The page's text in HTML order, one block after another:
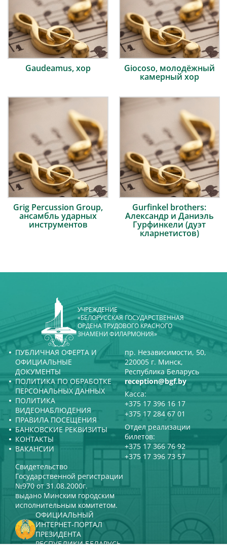
Gaudeamus, хор Giocoso, молодёжный
камерный хор
Grig Percussion Group,
ансамбль ударных
инструментов
Gurfinkel brothers:
Александр и Даниэль
Гурфинкели (дуэт
кларнетистов)
УЧРЕЖДЕНИЕ
«БЕЛОРУССКАЯ ГОСУДАРСТВЕННАЯ
ОРДЕНА ТРУДОВОГО КРАСНОГО
ЗНАМЕНИ ФИЛАРМОНИЯ»
ПУБЛИЧНАЯ ОФЕРТА И
ОФИЦИАЛЬНЫЕ
ДОКУМЕНТЫ
ПОЛИТИКА ПО ОБРАБОТКЕ
ПЕРСОНАЛЬНЫХ ДАННЫХ
ПОЛИТИКА
ВИДЕОНАБЛЮДЕНИЯ
ПРАВИЛА ПОСЕЩЕНИЯ
БАНКОВСКИЕ РЕКВИЗИТЫ
КОНТАКТЫ
ВАКАНСИИ
пр. Независимости, 50,
220005 г. Минск,
Республика Беларусь
reception@bgf.by
Касса:
+375 17 396 16 17
+375 17 284 67 01
Отдел реализации
билетов:
+375 17 366 76 92
+375 17 396 73 57
Свидетельство
Государственной регистрации
№970 от 31.08.2000г.
выдано Минским городским
исполнительным комитетом.
ОФИЦИАЛЬНЫЙ
ИНТЕРНЕТ-ПОРТАЛ
ПРЕЗИДЕНТА
РЕСПУБЛИКИ БЕЛАРУСЬ